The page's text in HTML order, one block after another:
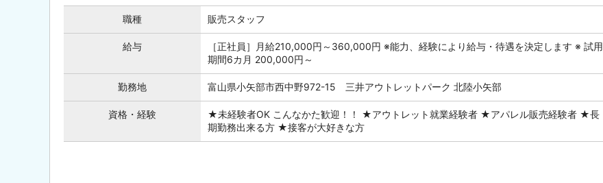
職種 販売スタッフ
給与
［正社員］月給210,000円～360,000円 ※能力、経験により給与・待遇を決定します ※ 試用
期間6カ月 200,000円～
勤務地 富山県小矢部市西中野972-15 三井アウトレットパーク 北陸小矢部
資格・経験
★未経験者OK こんなかた歓迎！！ ★アウトレット就業経験者 ★アパレル販売経験者 ★長
期勤務出来る方 ★接客が大好きな方